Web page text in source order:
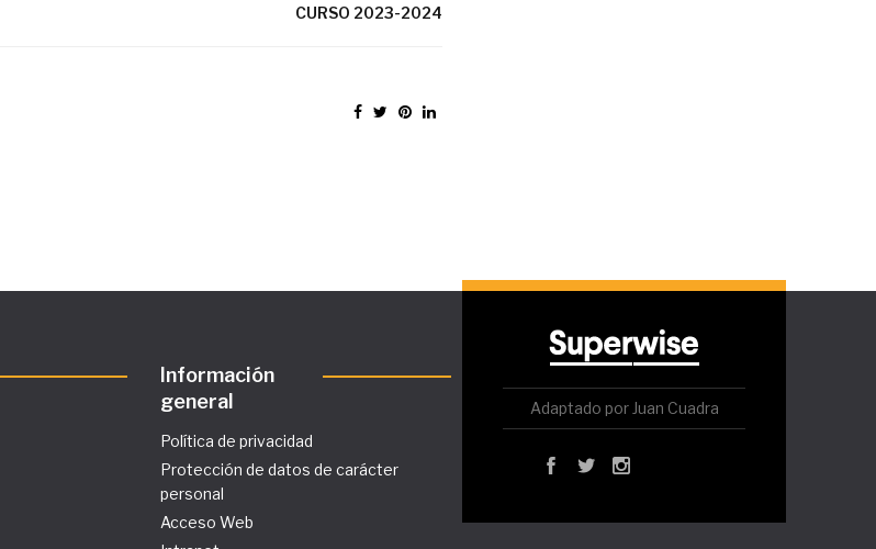
CURSO 2023-2024
Información
general
Política de privacidad
Protección de datos de carácter
personal
Acceso Web
Adaptado por Juan Cuadra